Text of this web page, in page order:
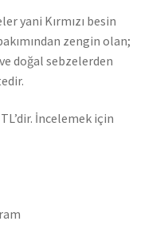
yani Kırmızı besin
zengin olan;
doğal sebzelerden
İncelemek için